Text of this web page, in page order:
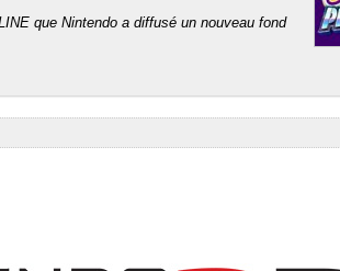
que Nintendo a diffusé un nouveau fond